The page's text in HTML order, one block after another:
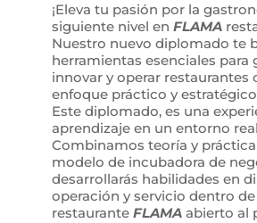
¡Eleva tu pasión por la
siguiente nivel enFLAMA
Nuestro nuevo diplomado te
herramientas esenciales para
innovar y operar restaurantes
enfoque práctico y
Este diplomado, es una
aprendizaje en un entorno
Combinamos teoría y
modelo de incubadora de
desarrollarás habilidades en
operación y servicio dentro
restauranteFLAMA abierto al